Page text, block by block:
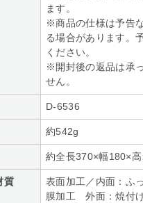
ます。
※商品の仕様は予告
る場合があります。
ください。
※開封後の返品は承
せん。
D-6536
約542g
約全長370×幅180×
質
表面加工／内面：ふ
膜加工 外面：焼付